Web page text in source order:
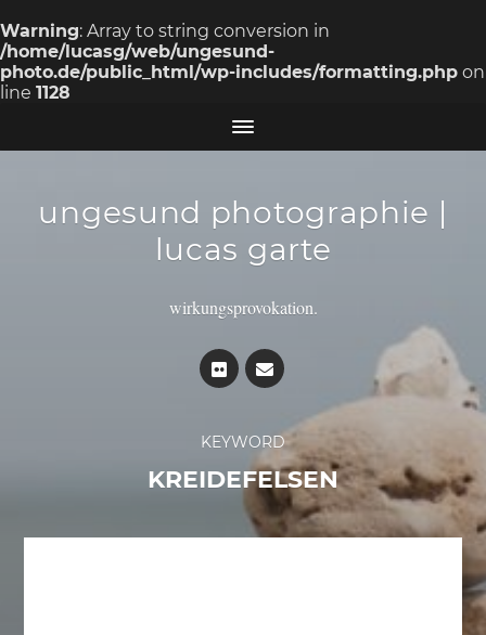
Warning: Array to string conversion in
/home/lucasg/web/ungesund-
photo.de/public_html/wp-includes/formatting.php on
line 1128
ungesund photographie |
lucas garte
wirkungsprovokation.
KEYWORD
KREIDEFELSEN